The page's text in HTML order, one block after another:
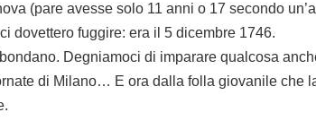
(pare avesse solo 11 anni o 17 secondo
dovettero fuggire: era il 5 dicembre 1746.
Degniamoci di imparare qualcosa
di Milano… E ora dalla folla giovanile che